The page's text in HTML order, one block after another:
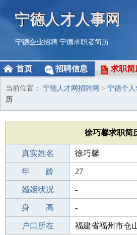
宁德人才人事网
宁德企业招聘 宁德求职者简历
首页 招聘信息 求职简
当前位置： 宁德人才网招聘网 > 宁德个人
历
徐巧馨求职简
真实姓名 徐巧馨
性 别 女
年 龄 27
出生年月 1999-03-07
婚姻状况 -
学 历 初中
身 高 -
毕业学校 朔州北周庄镇中
户口所在 福建省福州市仓